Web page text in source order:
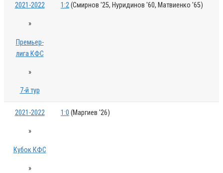
2021-2022
»
Премьер-
лига КФС
»
7-й тур
1:2(Смирнов '25, Нуридинов '60, Матвиенко '65)
2021-2022
»
Кубок КФС
»
1:0 (Маргиев '26)